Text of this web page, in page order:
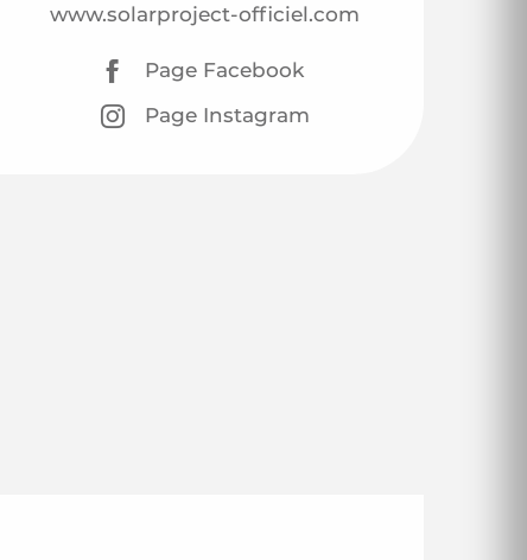
www.solarproject-officiel.com
Page Facebook
Page Instagram